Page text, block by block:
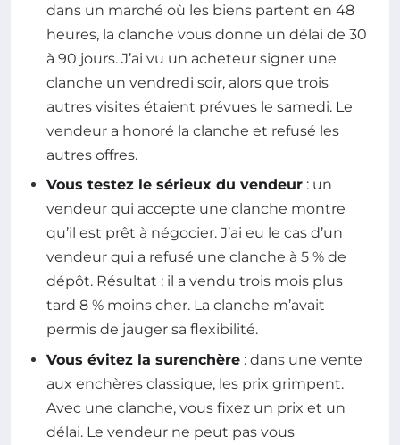
dans un marché où les biens partent en 48
heures, la clanche vous donne un délai de 30
à 90 jours. J’ai vu un acheteur signer une
clanche un vendredi soir, alors que trois
autres visites étaient prévues le samedi. Le
vendeur a honoré la clanche et refusé les
autres offres.
Vous testez le sérieux du vendeur : un
vendeur qui accepte une clanche montre
qu’il est prêt à négocier. J’ai eu le cas d’un
vendeur qui a refusé une clanche à 5 % de
dépôt. Résultat : il a vendu trois mois plus
tard 8 % moins cher. La clanche m’avait
permis de jauger sa flexibilité.
Vous évitez la surenchère : dans une vente
aux enchères classique, les prix grimpent.
Avec une clanche, vous fixez un prix et un
délai. Le vendeur ne peut pas vous